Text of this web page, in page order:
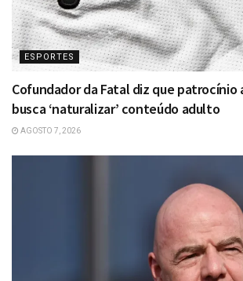
ESPORTES
Cofundador da Fatal diz que patrocínio
busca ‘naturalizar’ conteúdo adulto
AGOSTO 7, 2026